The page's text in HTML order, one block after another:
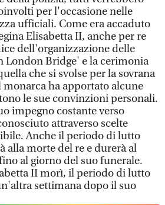
per l'occasione nelle
ufficiali. Come era accaduto
Elisabetta II, anche per re
dell'organizzazione delle
London Bridge' e la cerimonia
che si svolse per la sovrana
monarca ha apportato alcune
le sue convinzioni personali.
impegno costante verso
attraverso scelte
Anche il periodo di lutto
alla morte del re e durerà al
al giorno del suo funerale.
II morì, il periodo di lutto
settimana dopo il suo